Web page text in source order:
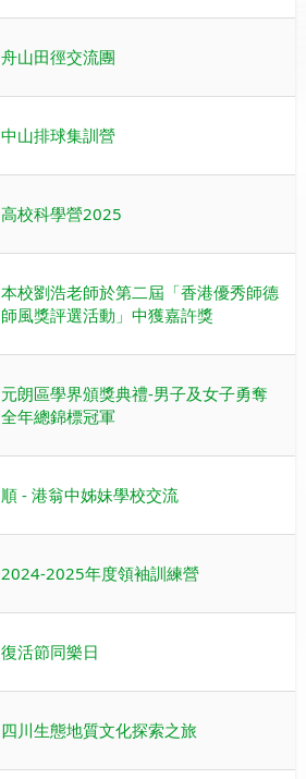
舟山田徑交流團
中山排球集訓營
高校科學營2025
本校劉浩老師於第二屆「香港優秀師德
師風獎評選活動」中獲嘉許獎
元朗區學界頒獎典禮-男子及女子勇奪
全年總錦標冠軍
順 - 港翁中姊妹學校交流
2024-2025年度領袖訓練營
復活節同樂日
四川生態地質文化探索之旅